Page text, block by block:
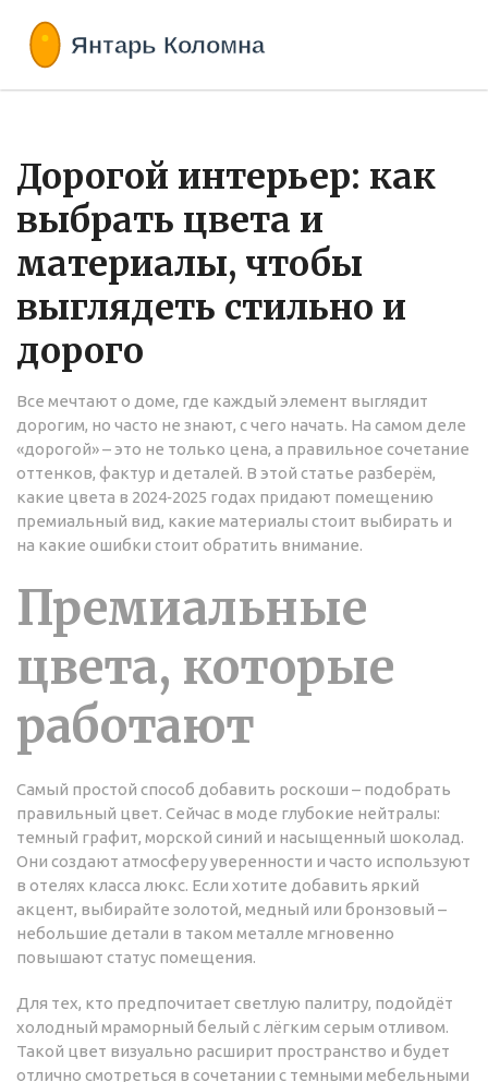
Дорогой интерьер: как
выбрать цвета и
материалы, чтобы
выглядеть стильно и
дорого
Все мечтают о доме, где каждый элемент выглядит
дорогим, но часто не знают, с чего начать. На самом деле
«дорогой» – это не только цена, а правильное сочетание
оттенков, фактур и деталей. В этой статье разберём,
какие цвета в 2024‑2025 годах придают помещению
премиальный вид, какие материалы стоит выбирать и
на какие ошибки стоит обратить внимание.
Премиальные
цвета, которые
работают
Самый простой способ добавить роскоши – подобрать
правильный цвет. Сейчас в моде глубокие нейтралы:
темный графит, морской синий и насыщенный шоколад.
Они создают атмосферу уверенности и часто используют
в отелях класса люкс. Если хотите добавить яркий
акцент, выбирайте золотой, медный или бронзовый –
небольшие детали в таком металле мгновенно
повышают статус помещения.
Для тех, кто предпочитает светлую палитру, подойдёт
холодный мраморный белый с лёгким серым отливом.
Такой цвет визуально расширит пространство и будет
отлично смотреться в сочетании с темными мебельными